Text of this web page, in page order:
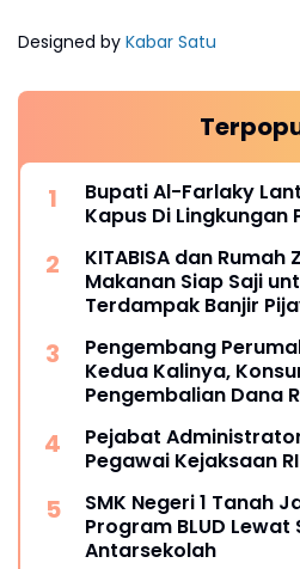
Designed by Kabar Satu
Bupati Al-Farlaky
Kapus Di Lingkungan
KITABISA dan
Makanan Siap Saji
Terdampak Banjir
Pengembang
Kedua Kalinya,
Pengembalian Dana
Pejabat
Pegawai Kejaksaan
SMK Negeri 1 Tanah
Program BLUD Lewat
Antarsekolah